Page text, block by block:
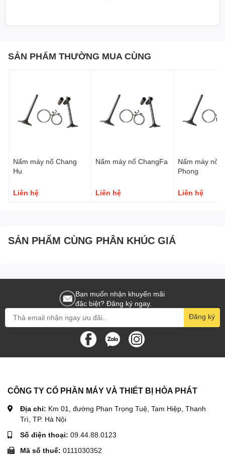
SẢN PHẨM THƯỜNG MUA CÙNG
Nấm máy nổ Chang
Hu
Liên hệ
Nấm máy nổ ChangFa
Liên hệ
Nấm máy nổ
Phong
Liên hệ
SẢN PHẨM CÙNG PHÂN KHÚC GIÁ
Bạn muốn nhận khuyến mãi
đặc biệt? Đăng ký ngay.
Đăng ký
CÔNG TY CỔ PHẦN MÁY VÀ THIẾT BỊ HÒA PHÁT
Địa chỉ: Km 01, đường Phan Trọng Tuệ, Tam Hiệp, Thanh
Trì, TP. Hà Nội
Số điện thoại: 09.44.88.0123
Mã số thuế: 0111030352